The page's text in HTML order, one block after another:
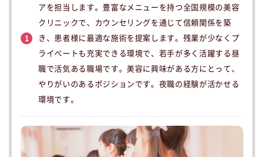
1
アを担当します。豊富なメニューを持つ全国規模の美容
クリニックで、カウンセリングを通じて信頼関係を築
き、患者様に最適な施術を提案します。残業が少なくプ
ライベートも充実できる環境で、若手が多く活躍する昼
職で活気ある職場です。美容に興味がある方にとって、
やりがいのあるポジションです。夜職の経験が活かせる
環境です。